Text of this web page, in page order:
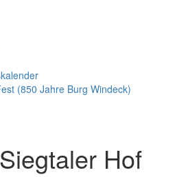
(850 Jahre Burg Windeck)
Hof